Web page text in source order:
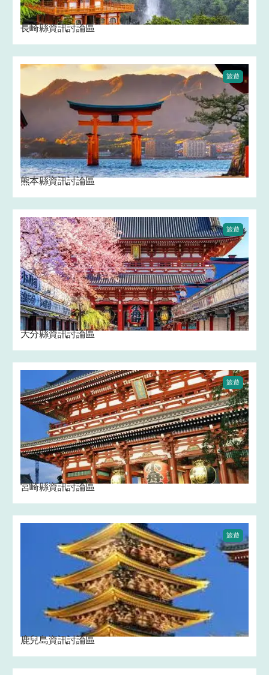
長崎縣資訊討論區
旅遊
熊本縣資訊討論區
旅遊
大分縣資訊討論區
旅遊
宮崎縣資訊討論區
旅遊
鹿兒島資訊討論區